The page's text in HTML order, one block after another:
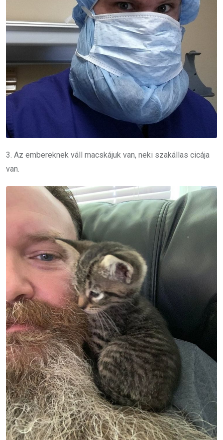
3. Az embereknek váll macskájuk van, neki szakállas cicája
van.